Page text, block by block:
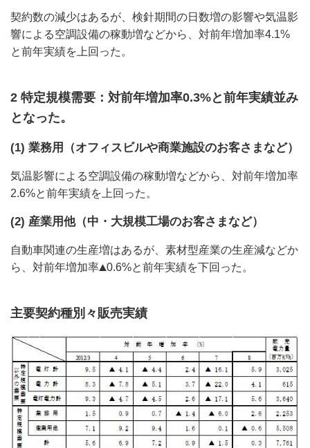
契約数の減少はあるが、検針期間の日数増の影響や気温影
響による空調設備の稼動増などから、対前年増加率4.1%
と前年実績を上回った。
2 特定規模需要：対前年増加率0.3%と前年実績並み
となった。
(1) 業務用（オフィスビルや商業施設のお客さまなど）
気温影響による空調設備の稼動増などから、対前年増加率
2.6%と前年実績を上回った。
(2) 産業用他（中・大規模工場のお客さまなど）
自動車関連の生産増はあるが、素材型産業の生産減などか
ら、対前年増加率
0.6%と前年実績を下回った。
主要契約種別々販売実績